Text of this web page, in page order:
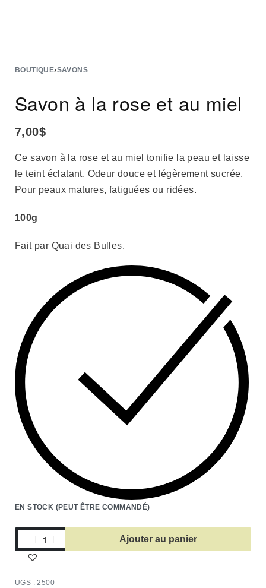
BOUTIQUE›SAVONS
Savon à la rose et au miel
7,00$
Ce savon à la rose et au miel tonifie la peau et laisse
le teint éclatant. Odeur douce et légèrement sucrée.
Pour peaux matures, fatiguées ou ridées.
100g
Fait par Quai des Bulles.
EN STOCK (PEUT ÊTRE COMMANDÉ)
Ajouter au panier
2500